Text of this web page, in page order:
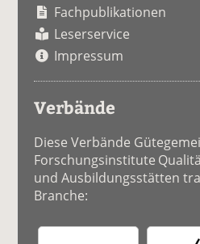
Fachpublikationen
Leserservice
Impressum
Verbände
Diese Verbände
Forschungsinstitute
und Ausbildungsstätten
Branche: